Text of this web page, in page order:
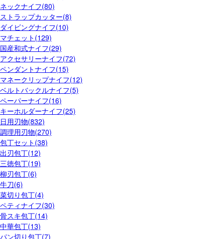
ネックナイフ(80)
ストラップカッター(8)
ダイビングナイフ(10)
マチェット(129)
国産和式ナイフ(29)
アクセサリーナイフ(72)
ペンダントナイフ(15)
マネークリップナイフ(12)
ベルトバックルナイフ(5)
ペーパーナイフ(16)
キーホルダーナイフ(25)
日用刃物(832)
調理用刃物(270)
包丁セット(38)
出刃包丁(12)
三徳包丁(19)
柳刃包丁(6)
牛刀(6)
菜切り包丁(4)
ペティナイフ(30)
骨スキ包丁(14)
中華包丁(13)
パン切り包丁(7)